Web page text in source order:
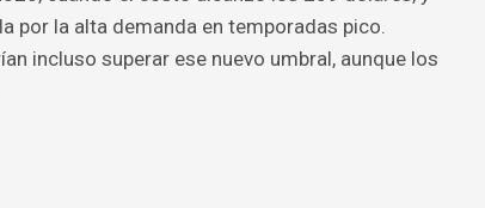
por la alta demanda en temporadas pico.
incluso superar ese nuevo umbral, aunque los